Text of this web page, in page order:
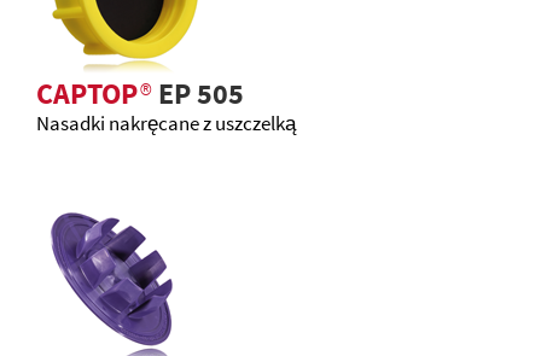
CAPTOP®EP 505
Nasadki nakręcane z uszczelką